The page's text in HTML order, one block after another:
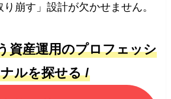
崩す」設計が欠かせません。
資産運用のプロフェッシ
ルを探せる /